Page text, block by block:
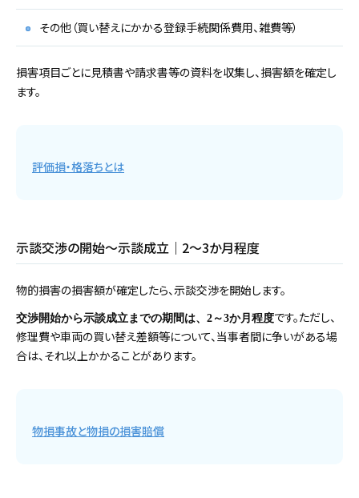
その他（買い替えにかかる登録手続関係費用、雑費等）
損害項目ごとに見積書や請求書等の資料を収集し、損害額を確定し
ます。
評価損・格落ちとは
示談交渉の開始～示談成立｜2～3か月程度
物的損害の損害額が確定したら、示談交渉を開始します。
交渉開始から示談成立までの期間は、2～3か月程度です。ただし、
修理費や車両の買い替え差額等について、当事者間に争いがある場
合は、それ以上かかることがあります。
物損事故と物損の損害賠償